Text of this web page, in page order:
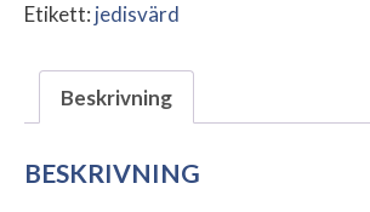
Lightsaber
Etikett: jedisvärd
Beskrivning
BESKRIVNING